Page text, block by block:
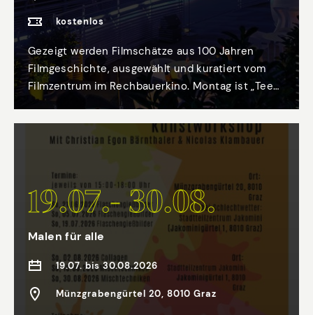
kostenlos
Gezeigt werden Filmschätze aus 100 Jahren
Filmgeschichte, ausgewählt und kuratiert vom
Filmzentrum im Rechbauerkino. Montag ist „Teen
Screen“ Tag: die Kinder- und Jugendstadt Graz
stellt ein spezielles Filmangebot für junge
Grazer:innen zur Verfügung. Alex Desmond stimmt
vor Beginn der Vorstellungen mit
Hintergrundinfos und Anekdoten zum jeweiligen
Film ein, an ausgewählten Terminen gibt es
Livemusik und Partystimmung.
19.07.- 30.08.
Malen für alle
19.07. bis 30.08.2026
Münzgrabengürtel 20, 8010 Graz